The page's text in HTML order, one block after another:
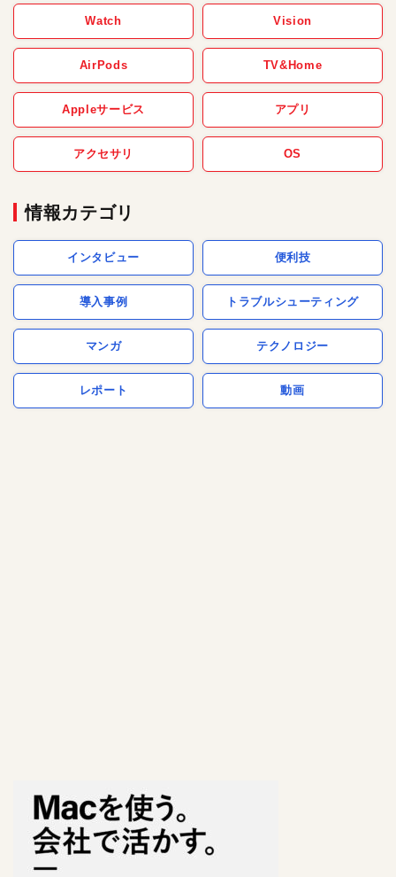
Watch Vision
AirPods TV&Home
Appleサービス アプリ
アクセサリ OS
情報カテゴリ
インタビュー 便利技
導入事例 トラブルシューティング
マンガ テクノロジー
レポート 動画